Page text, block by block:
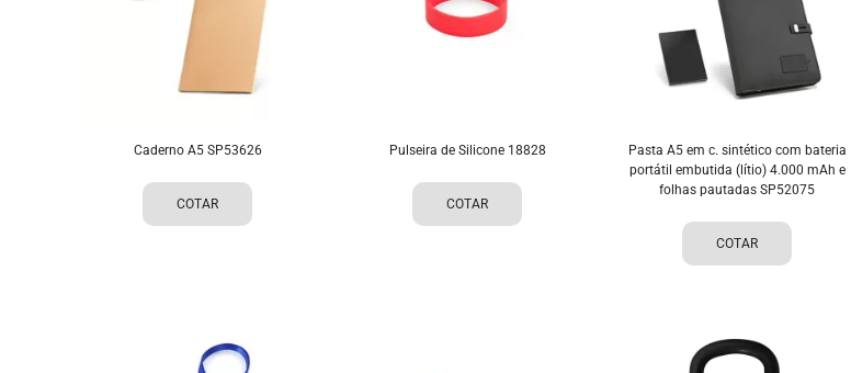
Caderno A5 SP53626
COTAR
Pulseira de Silicone 18828
COTAR
Pasta A5 em c. sintético com bateria
portátil embutida (lítio) 4.000 mAh e
folhas pautadas SP52075
COTAR